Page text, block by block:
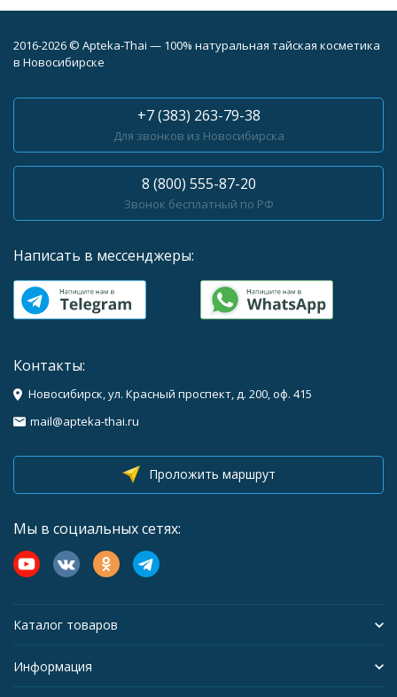
2016-2026 © Apteka-Thai — 100% натуральная тайская косметика
в Новосибирске
+7 (383) 263-79-38
Для звонков из Новосибирска
8 (800) 555-87-20
Звонок бесплатный по РФ
Написать в мессенджеры:
Контакты:
Новосибирск, ул. Красный проспект, д. 200, оф. 415
mail@apteka-thai.ru
Проложить маршрут
Мы в социальных сетях:
Каталог товаров
Информация